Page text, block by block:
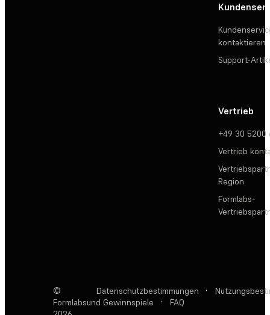
kontaktieren
Support-
Vertrieb
+49 30 5200
Vertrieb
Region
Formlabs-
©
Formlabs
Datenschutzbestimmungen ·
und Gewinnspiele
· FAQ